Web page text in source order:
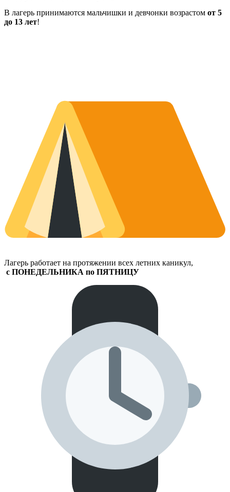
В лагерь принимаются мальчишки и девчонки возрастом от 5
до 13 лет!
Лагерь работает на протяжении всех летних каникул,
с ПОНЕДЕЛЬНИКА по ПЯТНИЦУ